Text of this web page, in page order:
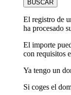
El registro de
ha procesado
El importe
con requisitos
Ya tengo un
Si coges el